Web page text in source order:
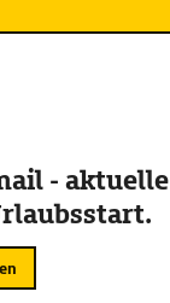
- aktuelle